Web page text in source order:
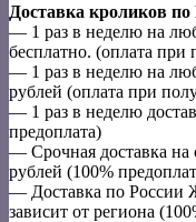
Доставка кроликов
— 1 раз в неделю на
бесплатно. (оплата при
— 1 раз в неделю на
рублей (оплата при
— 1 раз в неделю
предоплата)
— Срочная доставка на
рублей (100%
— Доставка по России
зависит от региона